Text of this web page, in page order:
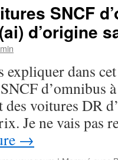
SNCF
d’origine
expliquer dans
d’omnibus
voitures DR
Je ne vais pas
→